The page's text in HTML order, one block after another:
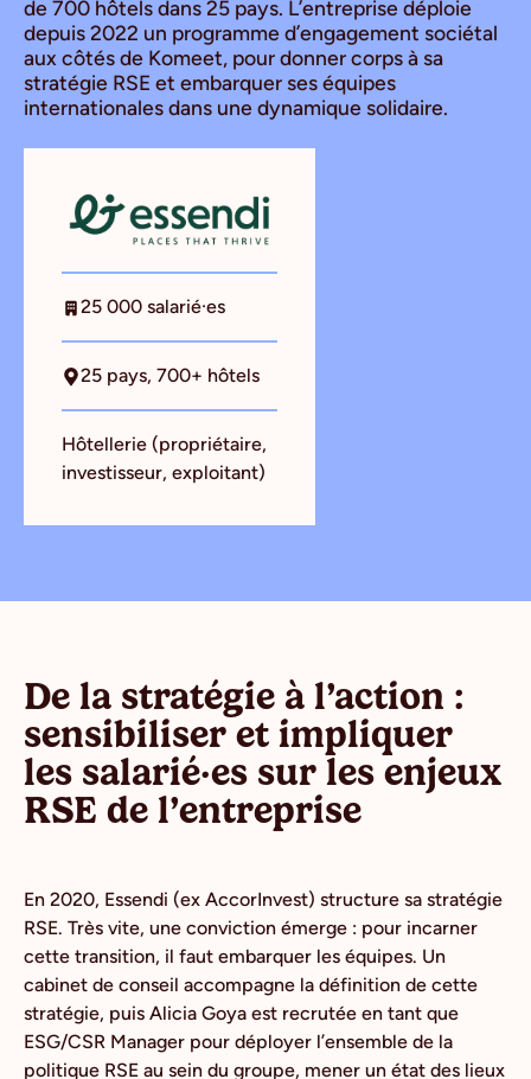
de 700 hôtels dans 25 pays. L’entreprise déploie
depuis 2022 un programme d’engagement sociétal
aux côtés de Komeet, pour donner corps à sa
stratégie RSE et embarquer ses équipes
internationales dans une dynamique solidaire.
25 000 salarié·es
25 pays, 700+ hôtels
Hôtellerie (propriétaire,
investisseur, exploitant)
De la stratégie à l’action :
sensibiliser et impliquer
les salarié·es sur les enjeux
RSE de l’entreprise
En 2020, Essendi (ex AccorInvest) structure sa stratégie
RSE. Très vite, une conviction émerge : pour incarner
cette transition, il faut embarquer les équipes. Un
cabinet de conseil accompagne la définition de cette
stratégie, puis Alicia Goya est recrutée en tant que
ESG/CSR Manager pour déployer l’ensemble de la
politique RSE au sein du groupe, mener un état des lieux